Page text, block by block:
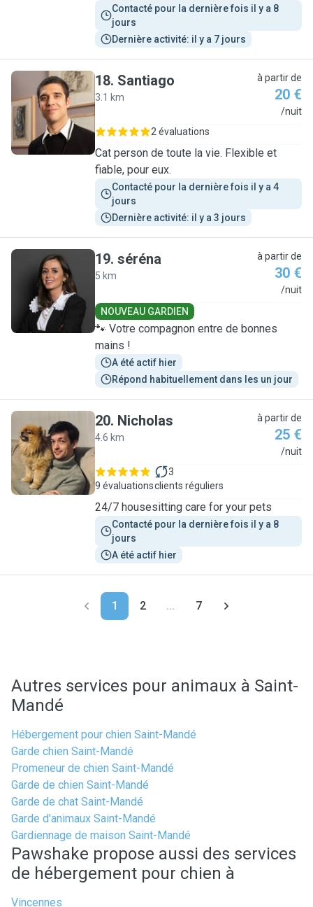
Contacté pour la dernière fois il y a 8
jours
Dernière activité: il y a 7 jours
S
18. Santiago
3.1 km
à partir de
20 €
/nuit
2 évaluations
Cat person de toute la vie. Flexible et
fiable, pour eux.
Contacté pour la dernière fois il y a 4
jours
Dernière activité: il y a 3 jours
S
19. séréna
5 km
à partir de
30 €
/nuit
NOUVEAU GARDIEN
🐾 Votre compagnon entre de bonnes
mains !
A été actif hier
Répond habituellement dans les un jour
N
20. Nicholas
4.6 km
à partir de
25 €
/nuit
9 évaluations
3
clients réguliers
24/7 housesitting care for your pets
Contacté pour la dernière fois il y a 8
jours
A été actif hier
1 2 ... 7
Autres services pour animaux à Saint-
Mandé
Hébergement pour chien Saint-Mandé
Garde chien Saint-Mandé
Promeneur de chien Saint-Mandé
Garde de chien Saint-Mandé
Garde de chat Saint-Mandé
Garde d'animaux Saint-Mandé
Gardiennage de maison Saint-Mandé
Pawshake propose aussi des services
de hébergement pour chien à
Vincennes